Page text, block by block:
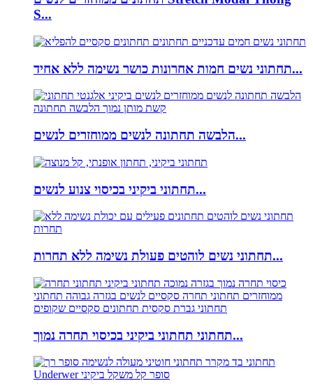
S...
תחתוני נשים חמות אחרונות כושר נשימה ללא אחיד...
הלבשה תחתונה לנשים ממוחזרים לנשים...
תחתוני ביקיני בכיסוי צנוע לנשים...
תחתוני נשים לוהטים פעולת נשימה ללא תחרות...
תחתוני תחתוני ביקיני בכיסוי תחרה נמוך...